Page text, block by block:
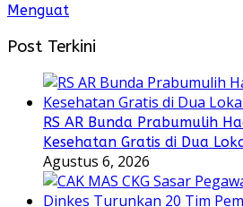
Menguat
Post Terkini
RS AR Bunda Prabumulih
Kesehatan Gratis di Dua
Agustus 6, 2026